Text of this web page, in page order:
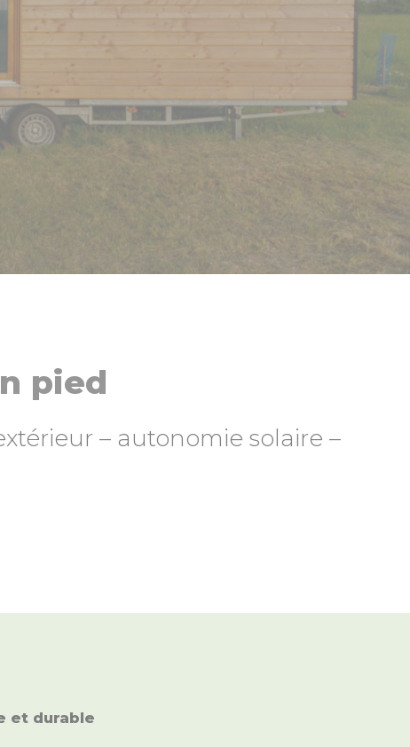
pied
– autonomie solaire –
et durable